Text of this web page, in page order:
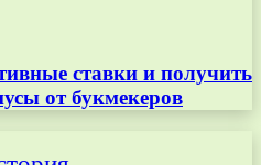
ставки и получить
от букмекеров